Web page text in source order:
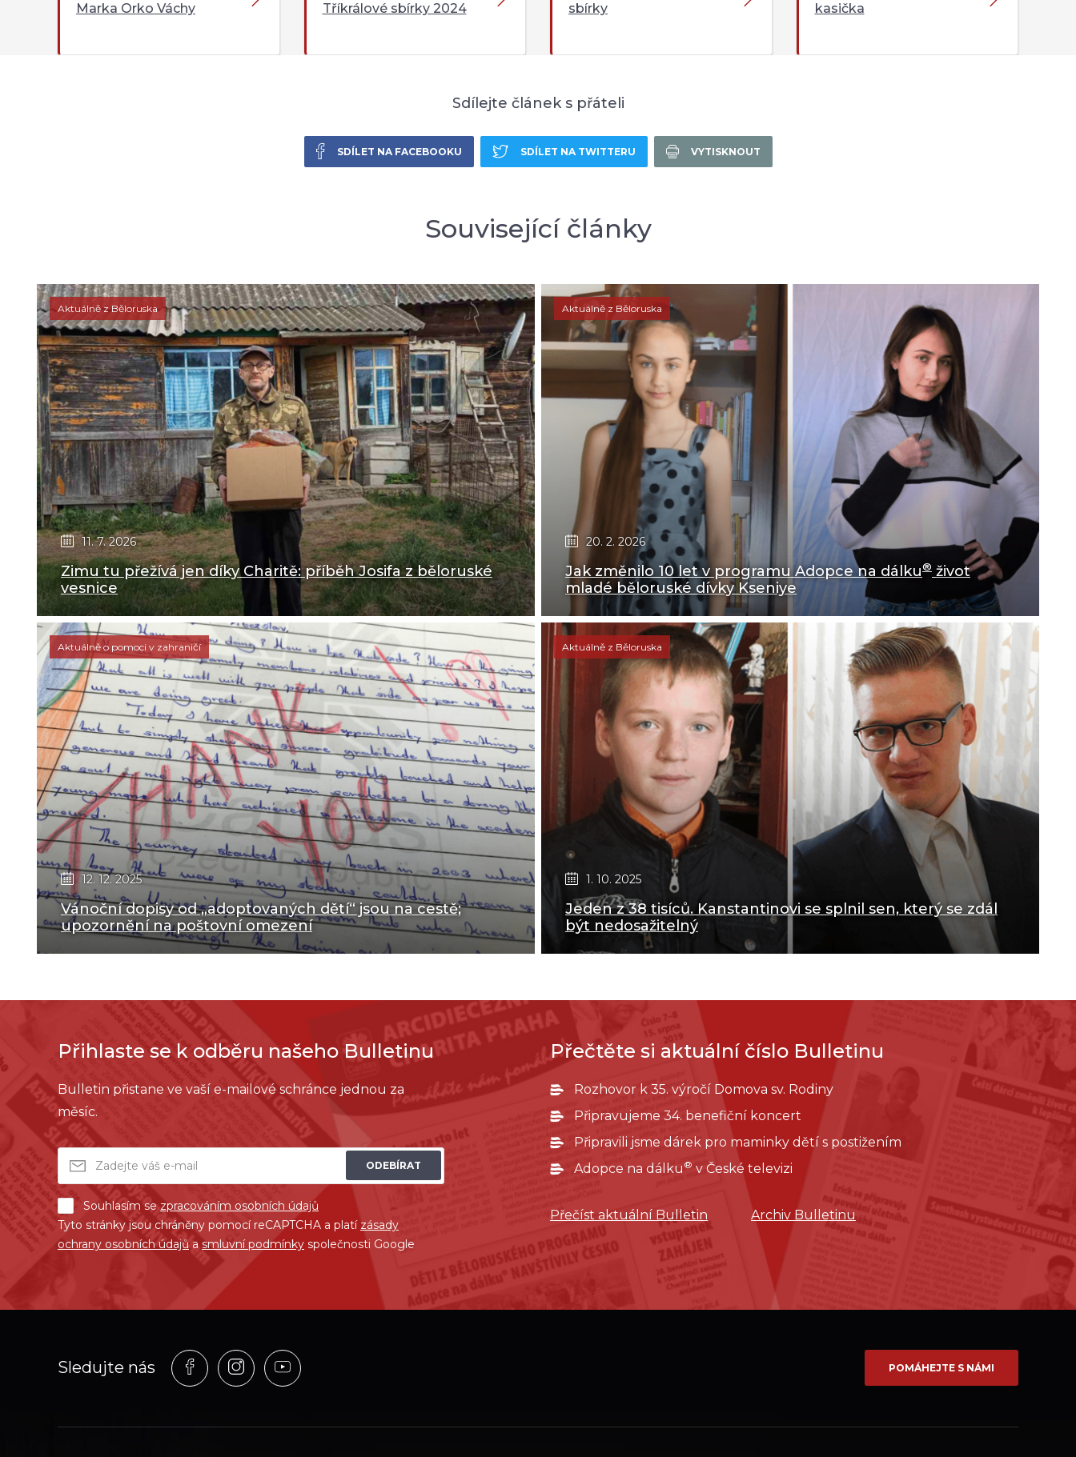
Marka Orko Váchy
Tříkrálové sbírky 2024
sbírky
kasička
Sdílejte článek s přáteli
SDÍLET NA FACEBOOKU SDÍLET NA TWITTERU VYTISKNOUT
Související články
Aktuálně z Běloruska
11. 7. 2026
Zimu tu přežívá jen díky Charitě: příběh Josifa z běloruské
vesnice
Aktuálně z Běloruska
20. 2. 2026
Jak změnilo 10 let v programu Adopce na dálku® život
mladé běloruské dívky Kseniye
Aktuálně o pomoci v zahraničí
12. 12. 2025
Vánoční dopisy od „adoptovaných dětí“ jsou na cestě;
upozornění na poštovní omezení
Aktuálně z Běloruska
1. 10. 2025
Jeden z 38 tisíců. Kanstantinovi se splnil sen, který se zdál
být nedosažitelný
Přihlaste se k odběru našeho Bulletinu
Bulletin přistane ve vaší e-mailové schránce jednou za
měsíc.
ODEBÍRAT
Souhlasím sezpracováním osobních údajů
Tyto stránky jsou chráněny pomocí reCAPTCHA a platí zásady
ochrany osobních údajů a smluvní podmínky společnosti Google
Přečtěte si aktuální číslo Bulletinu
Rozhovor k 35. výročí Domova sv. Rodiny
Připravujeme 34. benefiční koncert
Připravili jsme dárek pro maminky dětí s postižením
Adopce na dálku ® v České televizi
Přečíst aktuální Bulletin Archiv Bulletinu
Sledujte nás
Profil
na
Profil
na
Profil
na
POMÁHEJTE S NÁMI